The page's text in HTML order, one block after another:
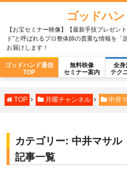
ゴッドハ
【お宝セミナー映像】【最新手技プレゼン
ド”と呼ばれるプロ整体師の貴重な情報を
お届けします！
ゴッドハンド通信
TOP
無料映像
セミナー案内
全身
テク
TOP 月曜チャンネル 中井
カテゴリー: 中井マサル
記事一覧